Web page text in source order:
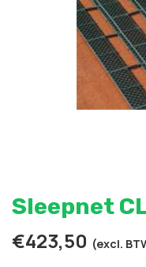
Sleepnet
€423,50 (excl.